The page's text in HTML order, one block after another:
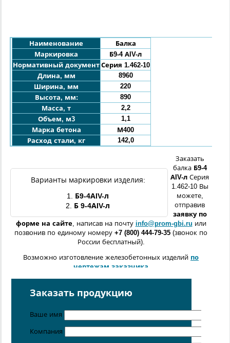
Наименование
Балка
Маркировка
Б9-4 АIV-л
Нормативный документ Серия 1.462-10
Длина, мм
8960
Ширина, мм
220
Высота, мм:
890
Масса, т
2,2
Объем, м3
1,1
Марка бетона
М400
Расход стали, кг
142,0
Варианты маркировки изделия:
1.
Б9-4АIV-л
2.
Б 9-4АIV-л
Заказать
балка Б9-4
АIV-л Серия
1.462-10 Вы
можете,
отправив
заявку по
форме на сайте, написав на почту info@prom-gbi.ru или
позвонив по единому номеру +7 (800) 444-79-35 (звонок по
России бесплатный).
Возможно изготовление железобетонных изделий по
чертежам заказчика
расположенных вСанкт-Петербурге
Новосибирске
Екатеринбурге,Симферополе.
Заказать продукцию
Ваше имя
Компания